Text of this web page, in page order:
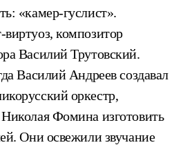
«камер-гуслист».
композитор
Василий Трутовский.
Василий Андреев создавал
оркестр,
Фомина изготовить
Они освежили звучание